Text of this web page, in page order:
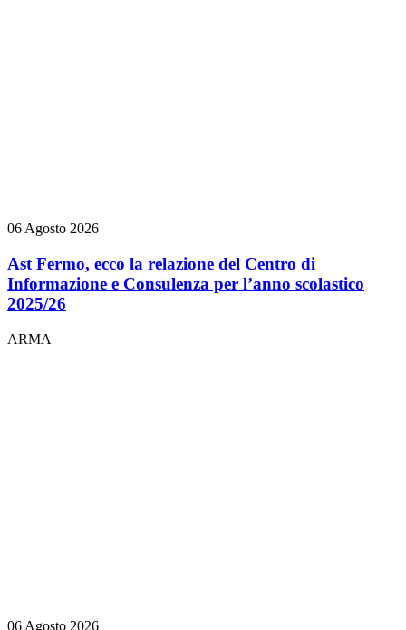
06 Agosto 2026
Ast Fermo, ecco la relazione del Centro di
Informazione e Consulenza per l’anno scolastico
2025/26
ARMA
06 Agosto 2026